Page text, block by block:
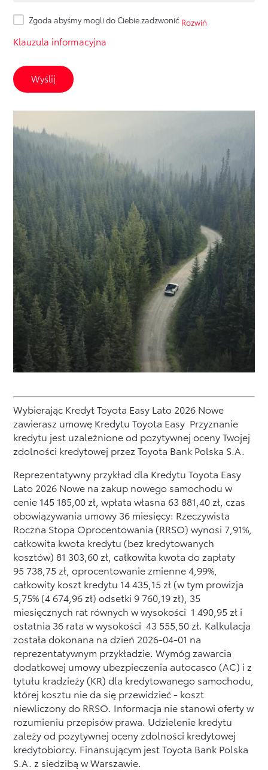
Zgoda abyśmy mogli do Ciebie zadzwonić Rozwiń
Klauzula informacyjna
Wybierając Kredyt Toyota Easy Lato 2026 Nowe
zawierasz umowę Kredytu Toyota Easy Przyznanie
kredytu jest uzależnione od pozytywnej oceny Twojej
zdolności kredytowej przez Toyota Bank Polska S.A.
Reprezentatywny przykład dla Kredytu Toyota Easy
Lato 2026 Nowe na zakup nowego samochodu w
cenie 145 185,00 zł, wpłata własna 63 881,40 zł, czas
obowiązywania umowy 36 miesięcy: Rzeczywista
Roczna Stopa Oprocentowania (RRSO) wynosi 7,91%,
całkowita kwota kredytu (bez kredytowanych
kosztów) 81 303,60 zł, całkowita kwota do zapłaty
95 738,75 zł, oprocentowanie zmienne 4,99%,
całkowity koszt kredytu 14 435,15 zł (w tym prowizja
5,75% (4 674,96 zł) odsetki 9 760,19 zł), 35
miesięcznych rat równych w wysokości 1 490,95 zł i
ostatnia 36 rata w wysokości 43 555,50 zł. Kalkulacja
została dokonana na dzień 2026-04-01 na
reprezentatywnym przykładzie. Wymóg zawarcia
dodatkowej umowy ubezpieczenia autocasco (AC) i z
tytułu kradzieży (KR) dla kredytowanego samochodu,
której kosztu nie da się przewidzieć - koszt
niewliczony do RRSO. Informacja nie stanowi oferty w
rozumieniu przepisów prawa. Udzielenie kredytu
zależy od pozytywnej oceny zdolności kredytowej
kredytobiorcy. Finansującym jest Toyota Bank Polska
S.A. z siedzibą w Warszawie.